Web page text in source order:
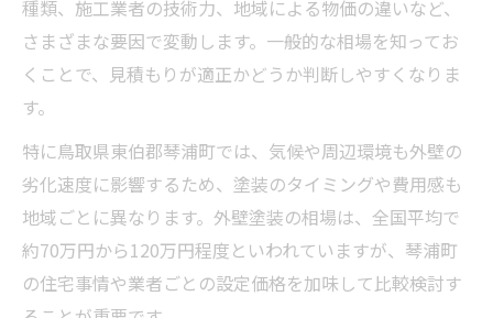
外壁塗装で知っておきたい助成条件
一軒家外壁塗装の賢い予算計画
外壁塗装予算の立て方と見積もりの基本
法
相場データから導く予算シミュレーション
外壁塗装費用を左右する見積もりポイント
塗料や面積ごとの予算調整のコツ
外壁塗装で抑えるための実践術
種類、施工業者の技術力、地域による物価の違いなど、
さまざまな要因で変動します。一般的な相場を知ってお
くことで、見積もりが適正かどうか判断しやすくなりま
す。
特に鳥取県東伯郡琴浦町では、気候や周辺環境も外壁の
劣化速度に影響するため、塗装のタイミングや費用感も
地域ごとに異なります。外壁塗装の相場は、全国平均で
約70万円から120万円程度といわれていますが、琴浦町
の住宅事情や業者ごとの設定価格を加味して比較検討す